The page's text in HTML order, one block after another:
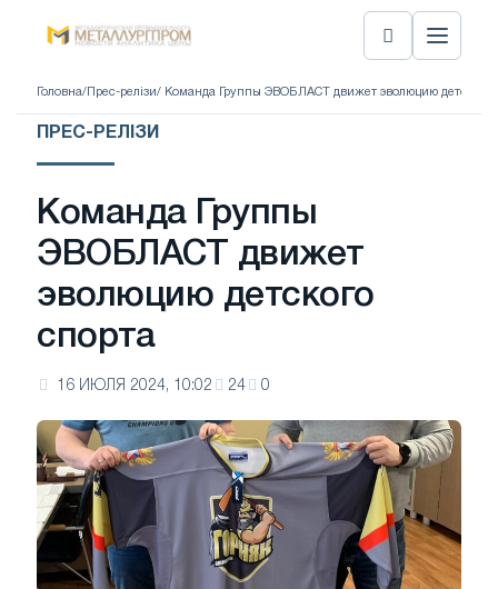
Головна/ Прес-релізи/ Команда Группы ЭВОБЛАСТ движет эволюцию детского
ПРЕС-РЕЛІЗИ
Команда Группы
ЭВОБЛАСТ движет
эволюцию детского
спорта
16 ИЮЛЯ 2024, 10:02 24 0